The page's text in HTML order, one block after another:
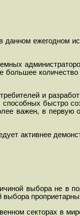
ежегодном
и
быстро
важен, в
активнее
выбора не в
выбора
секторах в